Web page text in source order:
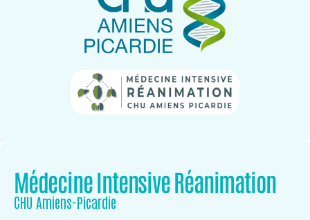
Médecine Intensive Réanimation
CHU Amiens-Picardie